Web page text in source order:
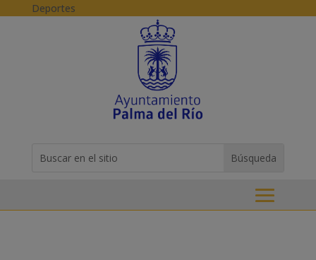
Skip to content
Deportes
for...